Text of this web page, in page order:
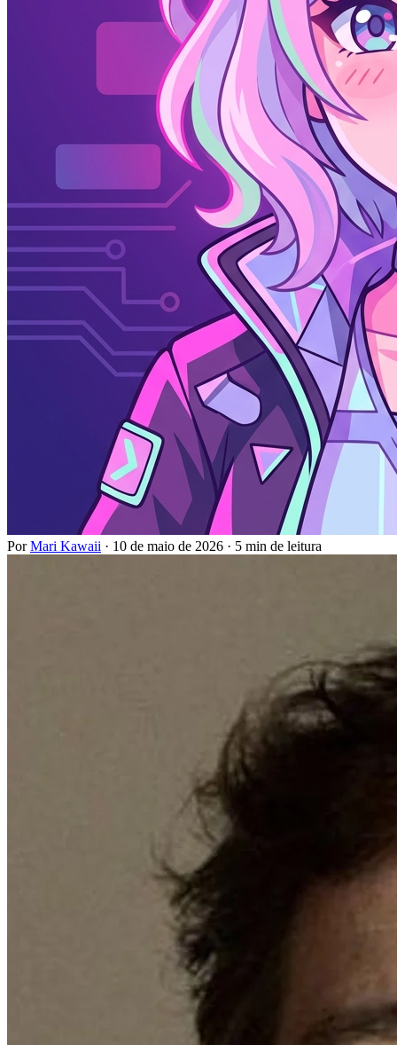
PorMari Kawaii · 10 de maio de 2026 · 5 min de leitura